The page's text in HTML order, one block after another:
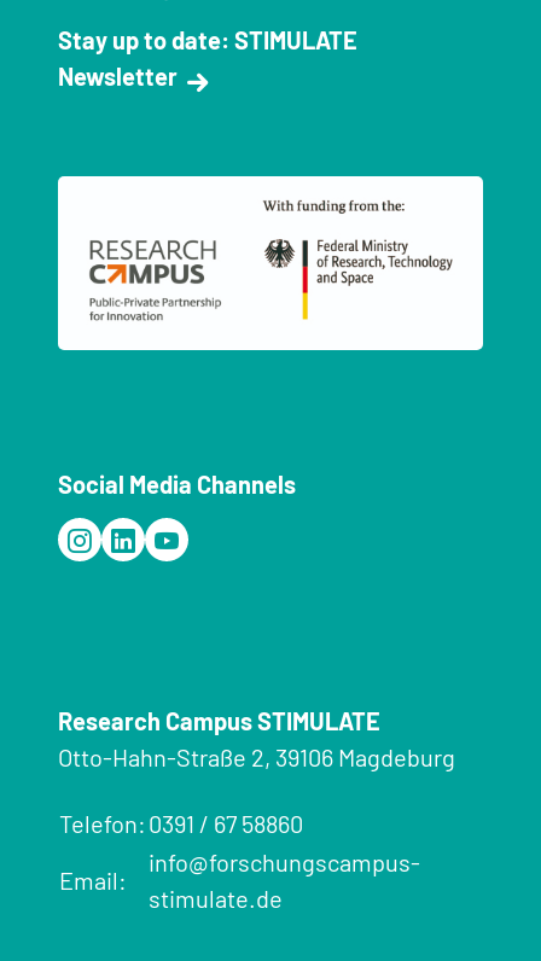
Stay up to date: STIMULATE
Newsletter
Social Media Channels
Research Campus STIMULATE
Otto-Hahn-Straße 2, 39106 Magdeburg
Telefon: 0391 / 67 58860
Email:
info@forschungscampus-
stimulate.de